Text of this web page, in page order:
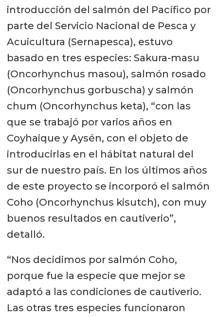
introducción del salmón del Pacífico por
parte del Servicio Nacional de Pesca y
Acuicultura (Sernapesca), estuvo
basado en tres especies: Sakura-masu
(Oncorhynchus masou), salmón rosado
(Oncorhynchus gorbuscha) y salmón
chum (Oncorhynchus keta), “con las
que se trabajó por varios años en
Coyhaique y Aysén, con el objeto de
introducirlas en el hábitat natural del
sur de nuestro país. En los últimos años
de este proyecto se incorporó el salmón
Coho (Oncorhynchus kisutch), con muy
buenos resultados en cautiverio”,
detalló.
“Nos decidimos por salmón Coho,
porque fue la especie que mejor se
adaptó a las condiciones de cautiverio.
Las otras tres especies funcionaron